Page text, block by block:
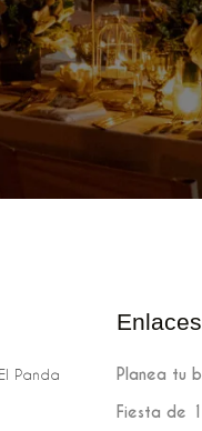
Panda
Planea tu
Fiesta de